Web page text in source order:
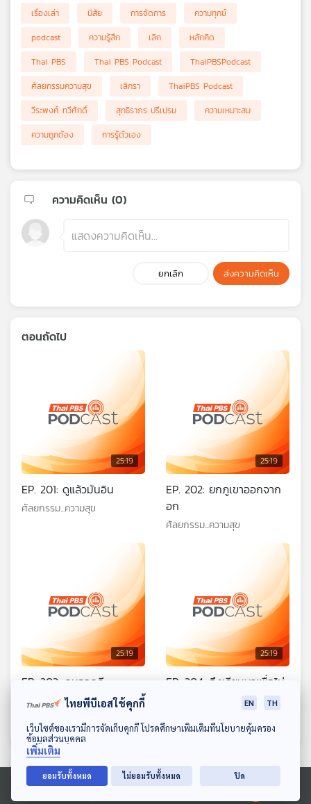
ดาวน์โหลด Thai PBS Podcast Application
Ⓒ 2020 องค์การกระจายเสียงและแพร่ภาพสาธารณะแห่งประเทศไทย
เรื่องเล่า
นิสัย การจัดการ
ความทุกข์
podcast
ความรู้สึก เลิก
หลักคิด
Thai PBS
Thai PBS Podcast
ThaiPBSPodcast
ศัลยกรรมความสุข
เลิกรา
ThaiPBS Podcast
วีระพงศ์ ทวีศักดิ์
สุทธิราภร ปรีเปรม
ความเหมาะสม
ความถูกต้อง
การรู้ตัวเอง
ความคิดเห็น (0)
ยกเลิก ส่งความคิดเห็น
ตอนถัดไป
25:19
EP. 201: ดูแล้วมันอิน
ศัลยกรรม...ความสุข
25:19
EP. 202: ยกภูเขาออกจาก
อก
ศัลยกรรม...ความสุข
25:19
EP. 203: คนอวดดี
ศัลยกรรม...ความสุข
25:19
EP. 204: จึงเรียนมาเพื่อไม่
ตอนที่เกี่ยวข้อง
ไทยพีบีเอสใช้คุกกี้ EN TH
เว็บไซต์ของเรามีการจัดเก็บคุกกี้ โปรดศึกษาเพิ่มเติมที่นโยบายคุ้มครอง
ข้อมูลส่วนบุคคล
เพิ่มเติม
ยอมรับทั้งหมด ไม่ยอมรับทั้งหมด ปิด